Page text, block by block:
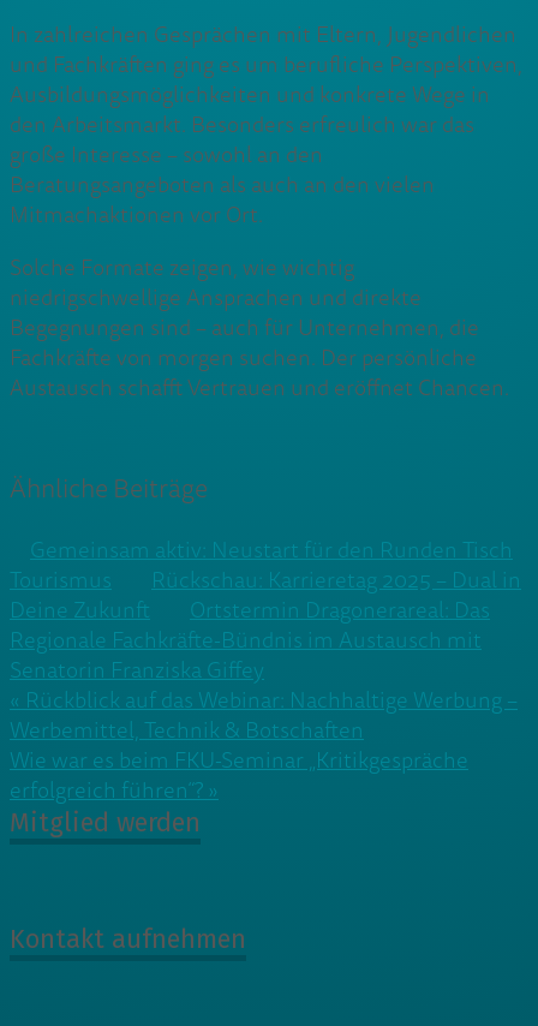
In zahlreichen Gesprächen mit Eltern, Jugendlichen
und Fachkräften ging es um berufliche Perspektiven,
Ausbildungsmöglichkeiten und konkrete Wege in
den Arbeitsmarkt. Besonders erfreulich war das
große Interesse – sowohl an den
Beratungsangeboten als auch an den vielen
Mitmachaktionen vor Ort.
Solche Formate zeigen, wie wichtig
niedrigschwellige Ansprachen und direkte
Begegnungen sind – auch für Unternehmen, die
Fachkräfte von morgen suchen. Der persönliche
Austausch schafft Vertrauen und eröffnet Chancen.
Ähnliche Beiträge
Gemeinsam aktiv: Neustart für den Runden Tisch
Tourismus
Rückschau: Karrieretag 2025 – Dual in
Deine Zukunft
Ortstermin Dragonerareal: Das
Regionale Fachkräfte-Bündnis im Austausch mit
Senatorin Franziska Giffey
Beitragsnavigation
« Rückblick auf das Webinar: Nachhaltige Werbung –
Werbemittel, Technik & Botschaften
Wie war es beim FKU-Seminar „Kritikgespräche
erfolgreich führen“? »
Mitglied werden
Kontakt aufnehmen